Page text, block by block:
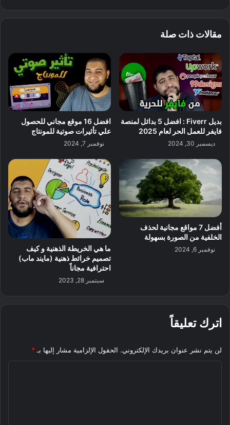
مقالات ذات صلة
بديل Fiverr : افضل 5 بدائل لمنصة
فايفر للعمل الحر لعام 2025
ديسمبر 30, 2024
افضل 16 موقع مجاني للحصول
علي تأثيرات صوتية للمونتاج
نوفمبر 7, 2024
أفضل 7 مواقع مجانية لحذف
الخلفية من الصورة بسهولة
نوفمبر 6, 2024
ما هي الخريطة الذهنية و كيف
تصميم خرائط ذهنية (مايند ماب)
احترافية مجاناً
سبتمبر 28, 2023
اترك تعليقاً
لن يتم نشر عنوان بريدك الإلكتروني. الحقول الإلزامية مشار إليها بـ *